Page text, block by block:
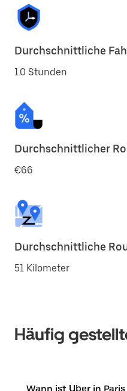
Durchschnittliche
1.0 Stunden
Durchschnittlicher
€66
Durchschnittliche
51 Kilometer
Häufig